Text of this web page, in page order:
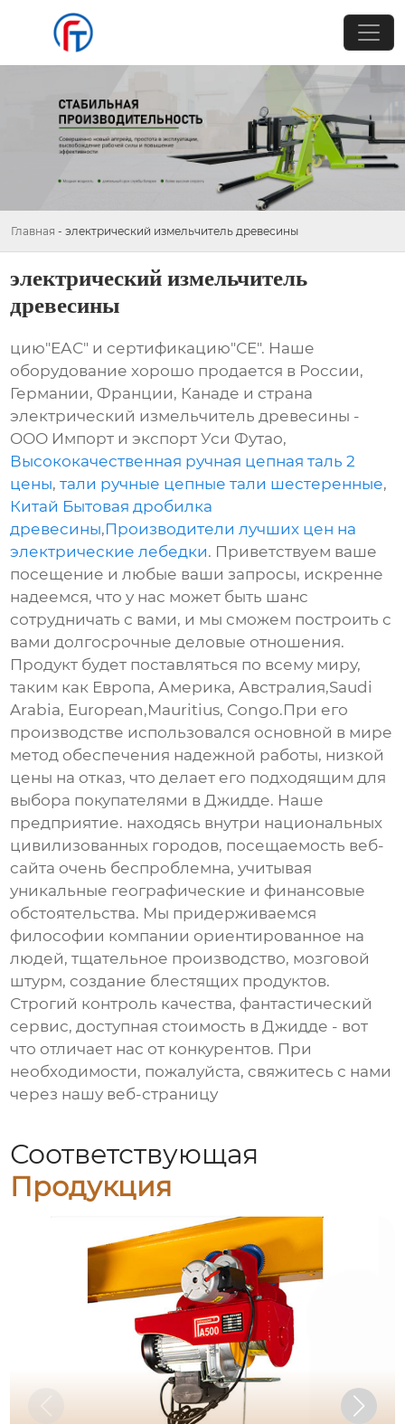
Главная - электрический измельчитель древесины
электрический измельчитель
древесины
цию"ЕАС" и сертификацию"СЕ". Наше
оборудование хорошо продается в России,
Германии, Франции, Канаде и страна
электрический измельчитель древесины -
ООО Импорт и экспорт Уси Футао,
Высококачественная ручная цепная таль 2
цены,тали ручные цепные тали шестеренные,
Китай Бытовая дробилка
древесины,Производители лучших цен на
электрические лебедки. Приветствуем ваше
посещение и любые ваши запросы, искренне
надеемся, что у нас может быть шанс
сотрудничать с вами, и мы сможем построить с
вами долгосрочные деловые отношения.
Продукт будет поставляться по всему миру,
таким как Европа, Америка, Австралия,Saudi
Arabia, European,Mauritius, Congo.При его
производстве использовался основной в мире
метод обеспечения надежной работы, низкой
цены на отказ, что делает его подходящим для
выбора покупателями в Джидде. Наше
предприятие. находясь внутри национальных
цивилизованных городов, посещаемость веб-
сайта очень беспроблемна, учитывая
уникальные географические и финансовые
обстоятельства. Мы придерживаемся
философии компании ориентированное на
людей, тщательное производство, мозговой
штурм, создание блестящих продуктов.
Строгий контроль качества, фантастический
сервис, доступная стоимость в Джидде - вот
что отличает нас от конкурентов. При
необходимости, пожалуйста, свяжитесь с нами
через нашу веб-страницу
Соответствующая
Продукция